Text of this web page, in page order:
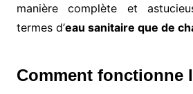
manière complète et
termes d’eau sanitaire que de
Comment fonctionne